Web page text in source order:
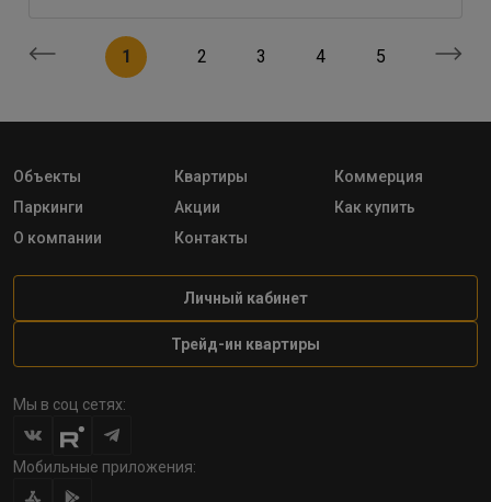
1 2 3 4 5
Объекты Квартиры
Коммерция
Паркинги
Акции
Как купить
О компании
Контакты
Личный кабинет
Трейд-ин квартиры
Мы в соц сетях:
Мобильные приложения: